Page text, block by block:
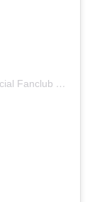
Un post condiviso da Andrea Delogu Official Fanclub (@andreadelogu_fans)